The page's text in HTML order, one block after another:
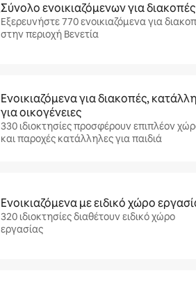
Σύνολο ενοικιαζόμενων για διακοπές
Εξερευνήστε 770 ενοικιαζόμενα για
στην περιοχή Βενετία
Ενοικιαζόμενα για διακοπές,
για οικογένειες
330 ιδιοκτησίες προσφέρουν επιπλέον
και παροχές κατάλληλες για παιδιά
Ενοικιαζόμενα με ειδικό χώρο
320 ιδιοκτησίες διαθέτουν ειδικό χώρο
εργασίας